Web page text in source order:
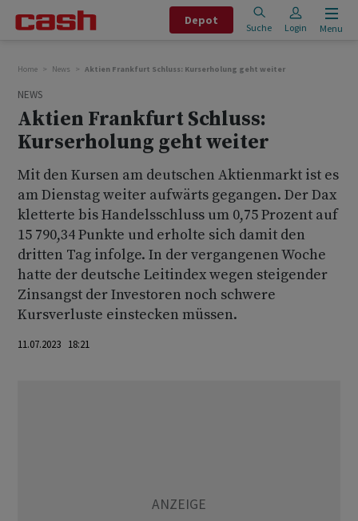
Depot
Suche Login Menu
Home News Aktien Frankfurt Schluss: Kurserholung geht weiter
NEWS
Aktien Frankfurt Schluss:
Kurserholung geht weiter
Mit den Kursen am deutschen Aktienmarkt ist es
am Dienstag weiter aufwärts gegangen. Der Dax
kletterte bis Handelsschluss um 0,75 Prozent auf
15 790,34 Punkte und erholte sich damit den
dritten Tag infolge. In der vergangenen Woche
hatte der deutsche Leitindex wegen steigender
Zinsangst der Investoren noch schwere
Kursverluste einstecken müssen.
11.07.2023 18:21